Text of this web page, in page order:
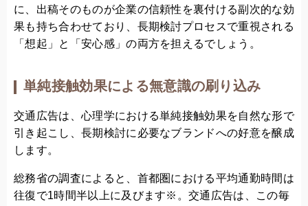
に、出稿そのものが企業の信頼性を裏付ける副次的な効
果も持ち合わせており、長期検討プロセスで重視される
「想起」と「安心感」の両方を担えるでしょう。
単純接触効果による無意識の刷り込み
交通広告は、心理学における単純接触効果を自然な形で
引き起こし、長期検討に必要なブランドへの好意を醸成
します。
総務省の調査によると、首都圏における平均通勤時間は
往復で1時間半以上に及びます※。交通広告は、この毎